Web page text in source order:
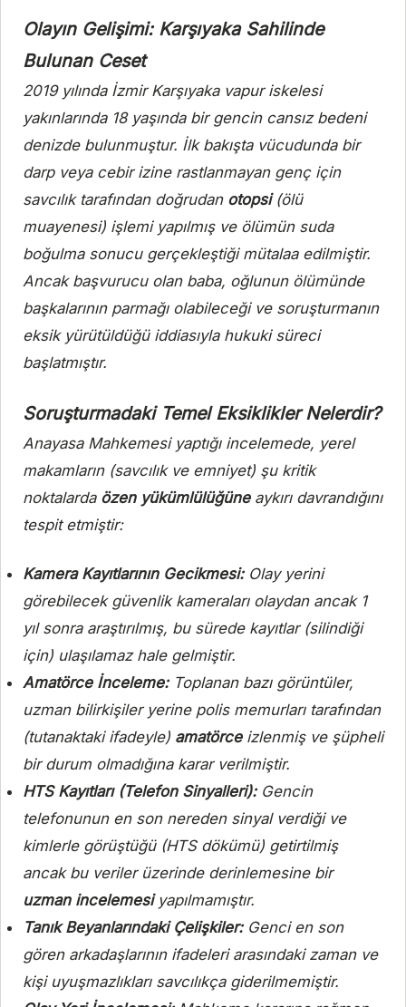
Olayın Gelişimi: Karşıyaka Sahilinde
Bulunan Ceset
2019 yılında İzmir Karşıyaka vapur iskelesi
yakınlarında 18 yaşında bir gencin cansız bedeni
denizde bulunmuştur. İlk bakışta vücudunda bir
darp veya cebir izine rastlanmayan genç için
savcılık tarafından doğrudan otopsi(ölü
muayenesi) işlemi yapılmış ve ölümün suda
boğulma sonucu gerçekleştiği mütalaa edilmiştir.
Ancak başvurucu olan baba, oğlunun ölümünde
başkalarının parmağı olabileceği ve soruşturmanın
eksik yürütüldüğü iddiasıyla hukuki süreci
başlatmıştır.
Soruşturmadaki Temel Eksiklikler Nelerdir?
Anayasa Mahkemesi yaptığı incelemede, yerel
makamların (savcılık ve emniyet) şu kritik
noktalarda özen yükümlülüğüneaykırı davrandığını
tespit etmiştir:
Kamera Kayıtlarının Gecikmesi:Olay yerini
görebilecek güvenlik kameraları olaydan ancak 1
yıl sonra araştırılmış, bu sürede kayıtlar (silindiği
için) ulaşılamaz hale gelmiştir.
Amatörce İnceleme:Toplanan bazı görüntüler,
uzman bilirkişiler yerine polis memurları tarafından
(tutanaktaki ifadeyle) amatörceizlenmiş ve şüpheli
bir durum olmadığına karar verilmiştir.
HTS Kayıtları (Telefon Sinyalleri):Gencin
telefonunun en son nereden sinyal verdiği ve
kimlerle görüştüğü (HTS dökümü) getirtilmiş
ancak bu veriler üzerinde derinlemesine bir
uzman incelemesiyapılmamıştır.
Tanık Beyanlarındaki Çelişkiler:Genci en son
gören arkadaşlarının ifadeleri arasındaki zaman ve
kişi uyuşmazlıkları savcılıkça giderilmemiştir.